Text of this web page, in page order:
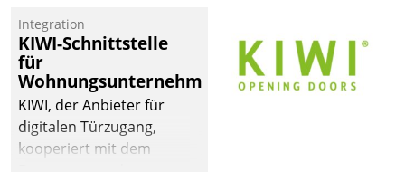
Integration
KIWI-Schnittstelle
für
Wohnungsunternehmen
KIWI, der Anbieter für
digitalen Türzugang,
kooperiert mit dem